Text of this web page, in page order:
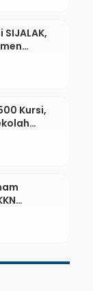
Kursi,
ASEAN